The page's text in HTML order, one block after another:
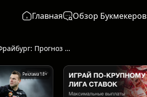
Главная Обзор Букмекеров
Брага - Фрайбург: Прогноз от ИИ - начало 30 апреля в 22:00
Реклама 18+